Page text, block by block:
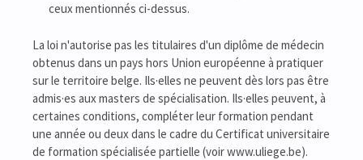
ceux mentionnés ci-dessus.
La loi n'autorise pas les titulaires d'un diplôme de médecin
obtenus dans un pays hors Union européenne à pratiquer
sur le territoire belge. Ils·elles ne peuvent dès lors pas être
admis·es aux masters de spécialisation. Ils·elles peuvent, à
certaines conditions, compléter leur formation pendant
une année ou deux dans le cadre du Certificat universitaire
de formation spécialisée partielle (voir www.uliege.be).